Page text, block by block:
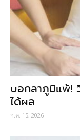
บอกลาภูมิแพ้!
ได้ผล
ก.ค. 15, 2026